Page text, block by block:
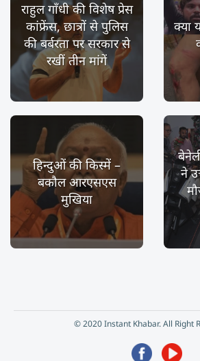
राहुल गाँधी की विशेष प्रेस
कांफ्रेंस, छात्रों से पुलिस
की बर्बरता पर सरकार से
रखीं तीन मांगें
क्या
हिन्दुओं की किस्में –
बकौल आरएसएस
मुखिया
ने
© 2020 Instant Khabar. All Right